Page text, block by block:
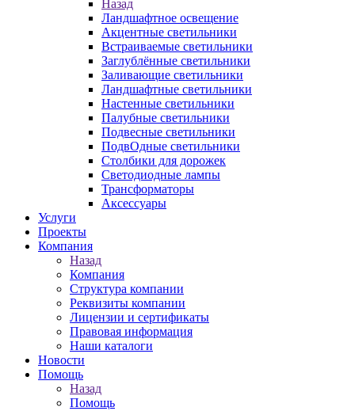
Назад
Ландшафтное освещение
Акцентные светильники
Встраиваемые светильники
Заглублённые светильники
Заливающие светильники
Ландшафтные светильники
Настенные светильники
Палубные светильники
Подвесные светильники
ПодвОдные светильники
Столбики для дорожек
Светодиодные лампы
Трансформаторы
Аксессуары
Услуги
Проекты
Компания
Назад
Компания
Структура компании
Реквизиты компании
Лицензии и сертификаты
Правовая информация
Наши каталоги
Новости
Помощь
Назад
Помощь